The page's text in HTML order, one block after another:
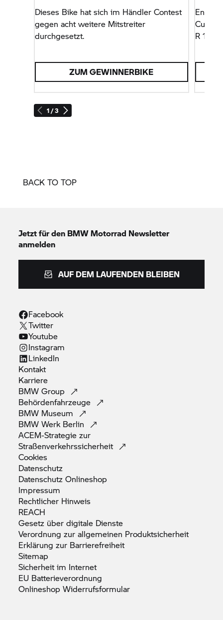
1 / 3
Dieses Bike hat sich im Händler Contest
gegen acht weitere Mitstreiter
durchgesetzt.
ZUM GEWINNERBIKE
R 18
BACK TO TOP
Jetzt für den BMW Motorrad Newsletter
anmelden
AUF DEM LAUFENDEN BLEIBEN
Facebook
Twitter
Youtube
Instagram
LinkedIn
Kontakt
Karriere
BMWGroup
Behördenfahrzeuge
BMW Museum
BMW Werk Berlin
ACEM-Strategie zur
Straßenverkehrssicherheit
Cookies
Datenschutz
DatenschutzOnlineshop
Impressum
Rechtlicher Hinweis
REACH
Gesetz über digitale Dienste
Verordnung zur allgemeinen Produktsicherheit
Erklärung zur Barrierefreiheit
Sitemap
Sicherheit im Internet
EU Batterieverordnung
OnlineshopWiderrufsformular